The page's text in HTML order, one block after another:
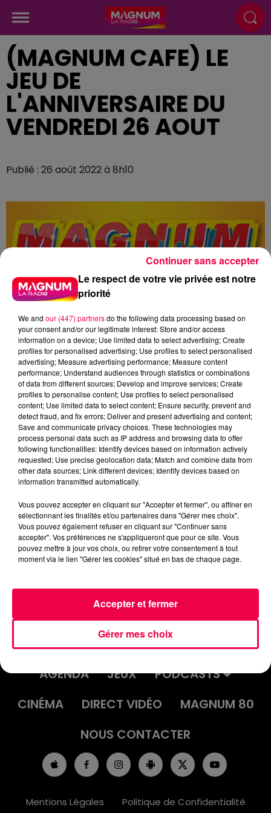
(MAGNUM CAFE) LE
JEU DE
L'ANNIVERSAIRE DU
VENDREDI 26 AOUT
Publié : 26 août 2022 à 8h10
Flash infos
Crédit :Flash infos
podcasts/2022/08/2022-08-26-10-10-
09_20220826_ANNIVERSAIRES.mp3
ACCUEIL INFOS
EMISSIONS
AGENDA
JEUX
PODCASTS
CINÉMA
DIRECT VIDÉO
MAGNUM 80
NOUS CONTACTER
Mentions Légales Politique de Confidentialité
Le respect de votre vie privée est notre
priorité
We and our (447) partnersdo the following data processing based on
your consent and/or our legitimate interest: Store and/or access
information on a device; Use limited data to select advertising; Create
profiles for personalised advertising; Use profiles to select personalised
advertising; Measure advertising performance; Measure content
performance; Understand audiences through statistics or combinations
of data from different sources; Develop and improve services; Create
profiles to personalise content; Use profiles to select personalised
content; Use limited data to select content; Ensure security, prevent and
detect fraud, and fix errors; Deliver and present advertising and content;
Save and communicate privacy choices. These technologies may
process personal data such as IP address and browsing data to offer
following functionalities: Identify devices based on information actively
requested; Use precise geolocation data; Match and combine data from
other data sources; Link different devices; Identify devices based on
information transmitted automatically.
Vous pouvez accepter en cliquant sur "Accepter et fermer", ou affiner en
sélectionnant les finalités et/ou partenaires dans "Gérer mes choix".
Vous pouvez également refuser en cliquant sur "Continuer sans
accepter". Vos préférences ne s'appliqueront que pour ce site. Vous
pouvez mettre à jour vos choix, ou retirer votre consentement à tout
moment via le lien "Gérer les cookies" situé en bas de chaque page.
Gérer mes choix
Accepter et fermer
Continuer sans accepter